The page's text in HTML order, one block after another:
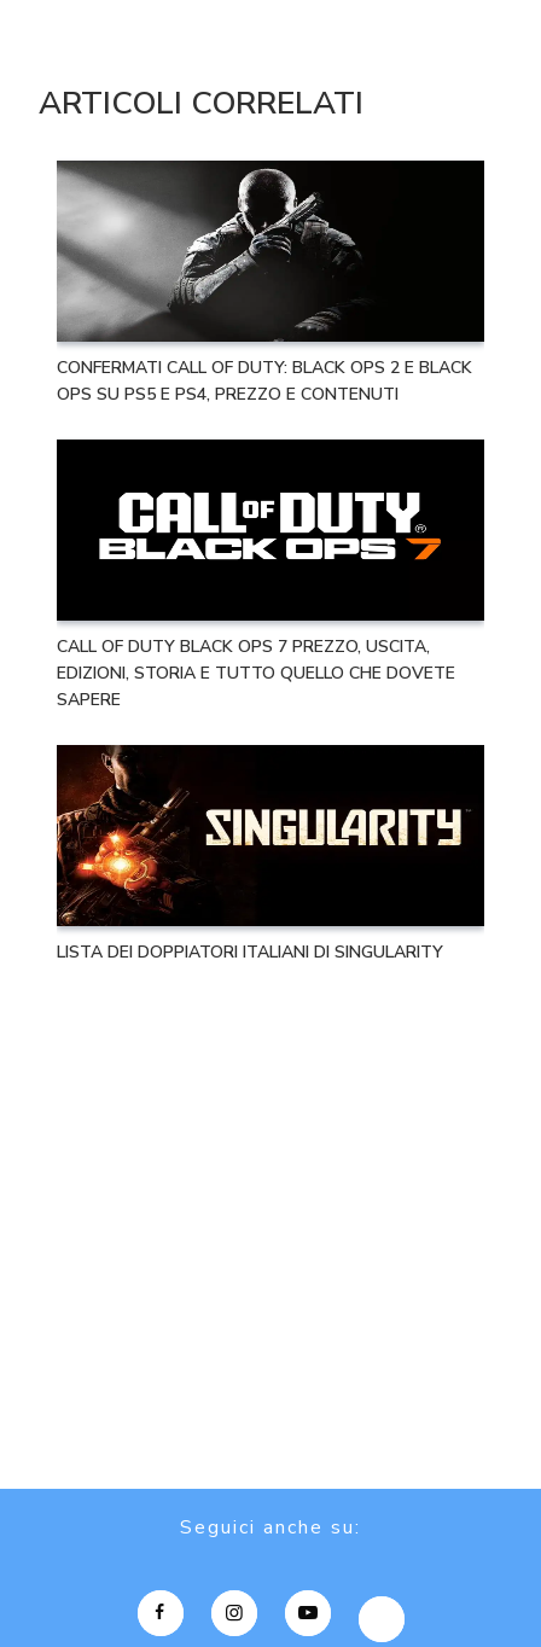
ARTICOLI CORRELATI
CONFERMATI CALL OF DUTY: BLACK OPS 2 E BLACK
OPS SU PS5 E PS4, PREZZO E CONTENUTI
CALL OF DUTY BLACK OPS 7 PREZZO, USCITA,
EDIZIONI, STORIA E TUTTO QUELLO CHE DOVETE
SAPERE
LISTA DEI DOPPIATORI ITALIANI DI SINGULARITY
Seguici anche su: